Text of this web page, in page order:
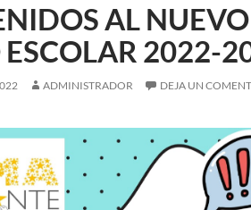
AL NUEVO
ESCOLAR 2022-
ADMINISTRADOR DEJA UN